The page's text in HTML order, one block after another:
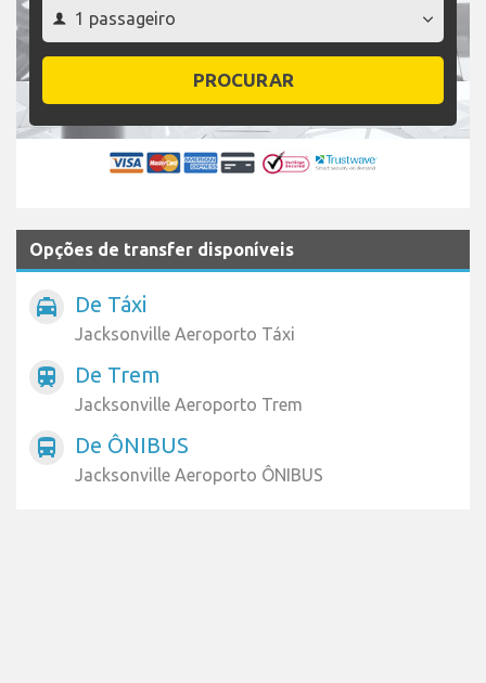
PROCURAR
Opções de transfer disponíveis
local_taxi De Táxi
Jacksonville Aeroporto Táxi
train De Trem
Jacksonville Aeroporto Trem
directions_bus De ÔNIBUS
Jacksonville Aeroporto ÔNIBUS